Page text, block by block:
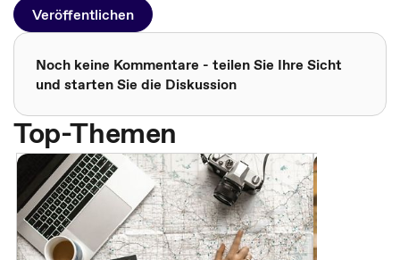
Veröffentlichen
Noch keine Kommentare - teilen Sie Ihre Sicht
und starten Sie die Diskussion
Top-Themen